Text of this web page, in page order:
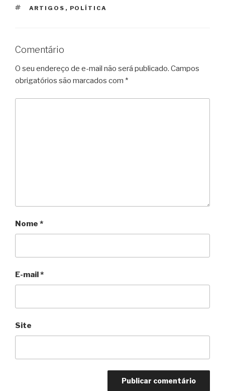
TAGS
ARTIGOS , POLÍTICA
Comentário
O seu endereço de e-mail não será publicado. Campos
obrigatórios são marcados com *
Nome *
E-mail*
Site